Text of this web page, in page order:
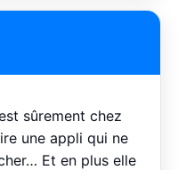
sûrement chez
une appli qui ne
Et en plus elle